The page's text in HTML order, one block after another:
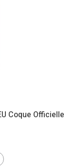
Coque Officielle